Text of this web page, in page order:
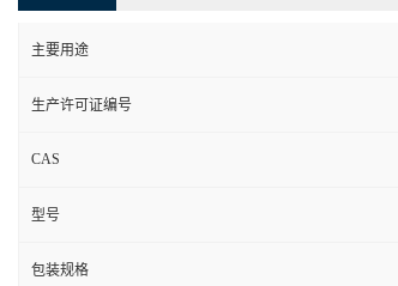
主要用途
生产许可证编号
CAS
型号
包装规格